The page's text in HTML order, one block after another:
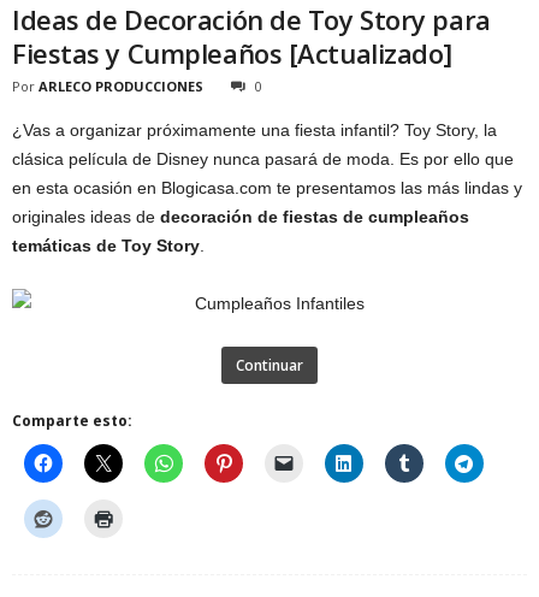
Ideas de Decoración de Toy Story para
Fiestas y Cumpleaños [Actualizado]
Por ARLECO PRODUCCIONES 0
¿Vas a organizar próximamente una fiesta infantil? Toy Story, la
clásica película de Disney nunca pasará de moda. Es por ello que
en esta ocasión en Blogicasa.com te presentamos las más lindas y
originales ideas de decoración de fiestas de cumpleaños
temáticas de Toy Story
Continuar
Comparte esto: